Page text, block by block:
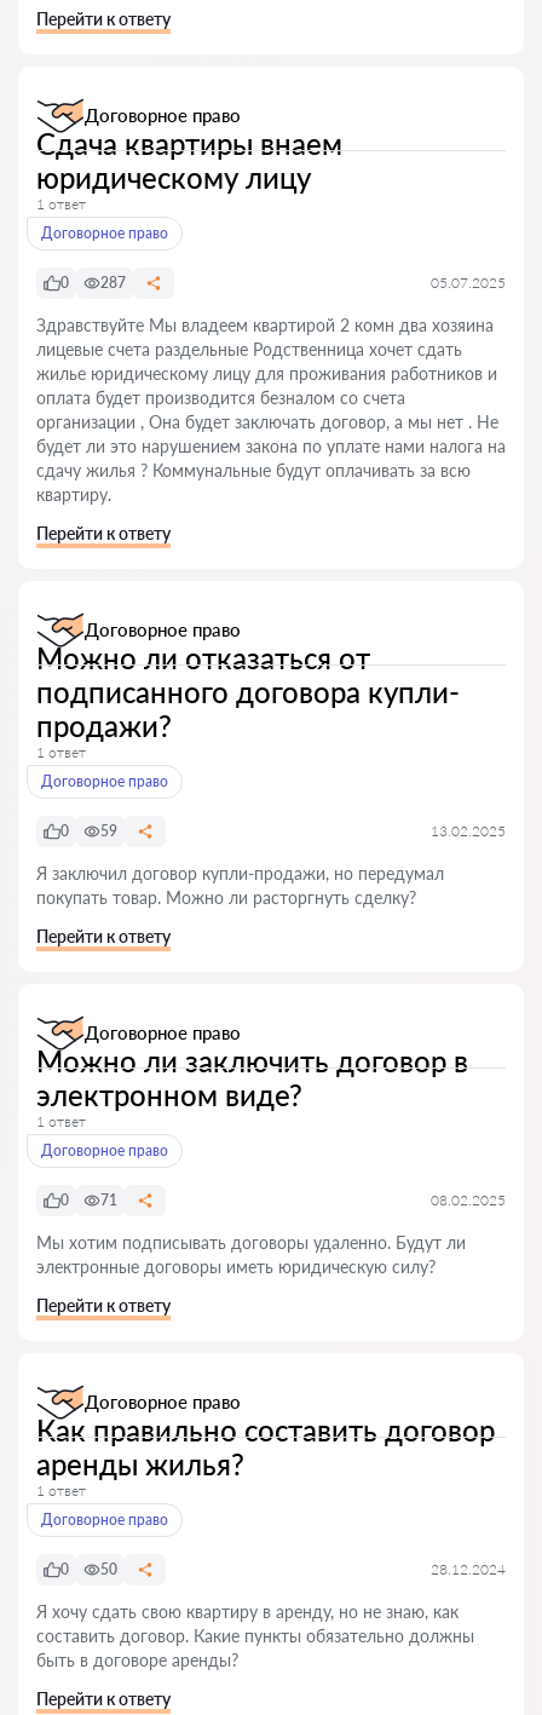
Перейти к ответу
Договорное право
Сдача квартиры внаем
юридическому лицу
1 ответ
Договорное право
0 287 05.07.2025
Здравствуйте Мы владеем квартирой 2 комн два хозяина
лицевые счета раздельные Родственница хочет сдать
жилье юридическому лицу для проживания работников и
оплата будет производится безналом со счета
организации , Она будет заключать договор, а мы нет . Не
будет ли это нарушением закона по уплате нами налога на
сдачу жилья ? Коммунальные будут оплачивать за всю
квартиру.
Перейти к ответу
Договорное право
Можно ли отказаться от
подписанного договора купли-
продажи?
1 ответ
Договорное право
0 59 13.02.2025
Я заключил договор купли-продажи, но передумал
покупать товар. Можно ли расторгнуть сделку?
Перейти к ответу
Договорное право
Можно ли заключить договор в
электронном виде?
1 ответ
Договорное право
0 71 08.02.2025
Мы хотим подписывать договоры удаленно. Будут ли
электронные договоры иметь юридическую силу?
Перейти к ответу
Договорное право
Как правильно составить договор
аренды жилья?
1 ответ
Договорное право
0 50 28.12.2024
Я хочу сдать свою квартиру в аренду, но не знаю, как
составить договор. Какие пункты обязательно должны
быть в договоре аренды?
Перейти к ответу